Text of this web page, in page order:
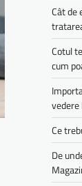
Cât de
Cotul
cum
vedere
Ce
De